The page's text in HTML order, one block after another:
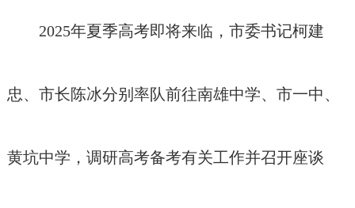
2025年夏季高考即将来临，市委书记柯建
忠、市长陈冰分别率队前往南雄中学、市一中、
黄坑中学，调研高考备考有关工作并召开座谈